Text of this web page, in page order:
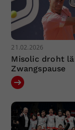
21.02.2026
Misolic droht
Zwangspause